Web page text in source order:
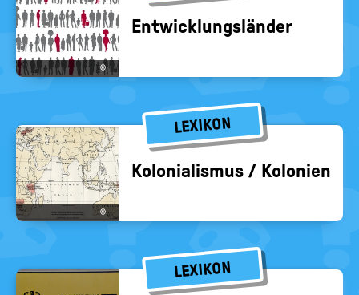
©
Ent­wick­lungs­län­der
LEXIKON
©
Ko­lo­nia­lis­mus / Ko­lo­nien
LEXIKON